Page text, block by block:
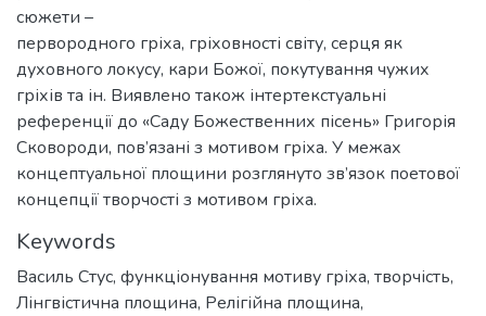
сюжети –
первородного гріха, гріховності світу, серця як
духовного локусу, кари Божої, покутування чужих
гріхів та ін. Виявлено також інтертекстуальні
референції до «Саду Божественних пісень» Григорія
Сковороди, пов’язані з мотивом гріха. У межах
концептуальної площини розглянуто зв’язок поетової
концепції творчості з мотивом гріха.
Keywords
Василь Стус, функціонування мотиву гріха, творчість,
Лінгвістична площина, Релігійна площина,